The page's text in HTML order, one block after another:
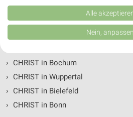
› CHRIST in Hannover
› CHRIST in Leipzig
›
CHRIST in Bochum
›
CHRIST in Wuppertal
›
CHRIST in Bielefeld
›
CHRIST in Bonn
Kombinationen von Daten aus
Verbesserung der Angebote. Verwendung
von Inhalten.
Daten können außerhalb der Europäischen
Website/App.
Wir nutzen Ihre Daten für folgende Zwecke:
IAB-Verarbeitungszwecke:
Speichern von oder Zugriff auf
Alle
Nein, anpassen